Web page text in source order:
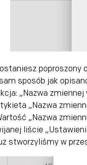
poproszony
sposób jak
„Nazwa
„Nazwa
„Nazwa
liście
stworzyliśmy w